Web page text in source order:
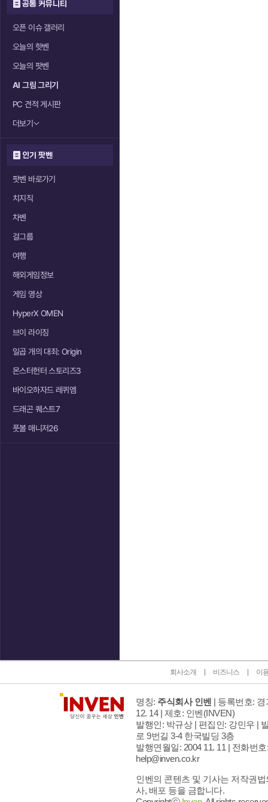
공통 커뮤니티
오픈 이슈 갤러리
오늘의 핫벤
오늘의 팟벤
AI 그림 그리기
PC 견적 게시판
더보기
인기 팟벤
팟벤 바로가기
치지직
차벤
걸그룹
여행
해외게임정보
게임 영상
HyperX OMEN
브이 라이징
일곱 개의 대죄: Origin
몬스터헌터 스토리즈3
바이오하자드 레퀴엠
드래곤 퀘스트7
풋볼 매니저26
회사소개 비즈니스 이
명칭: 주식회사 인벤 | 등록번호:
12. 14 | 제호: 인벤(INVEN)
발행인: 박규상 | 편집인: 강민우 |
로 9번길 3-4 한국빌딩 3층
발행연월일: 2004 11. 11 | 전화번호
help@inven.co.kr
인벤의 콘텐츠 및 기사는 저작권
사, 배포 등을 금합니다.